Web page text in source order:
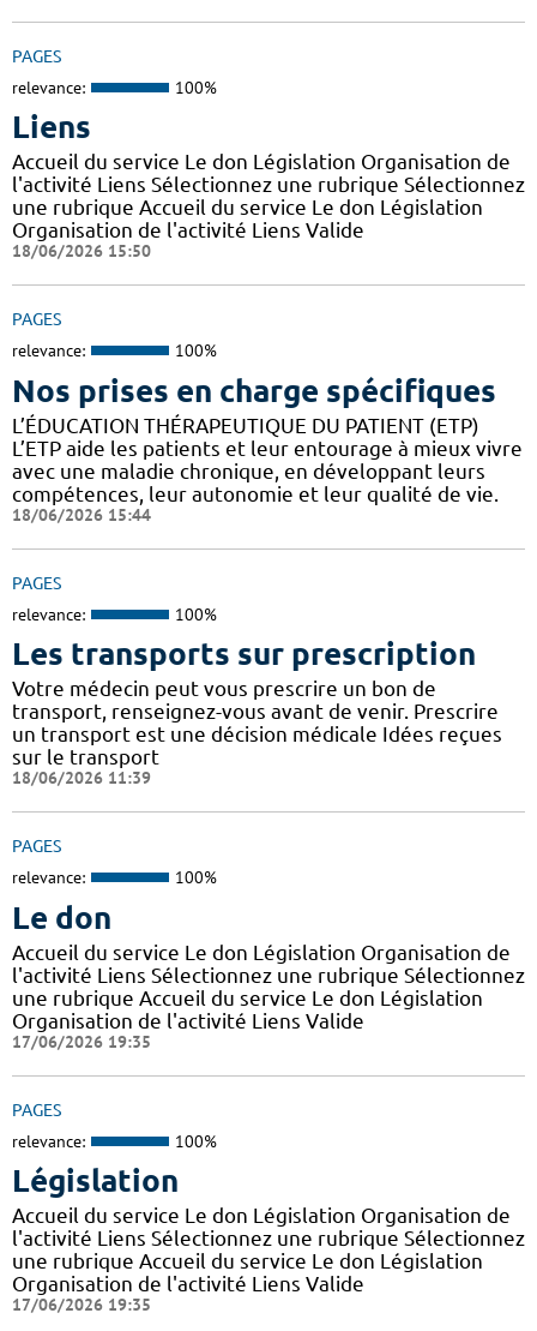
PAGES
relevance: 100%
Liens
Accueil du service Le don Législation Organisation de
l'activité Liens Sélectionnez une rubrique Sélectionnez
une rubrique Accueil du service Le don Législation
Organisation de l'activité Liens Valide
18/06/2026 15:50
PAGES
relevance: 100%
Nos prises en charge spécifiques
L’ÉDUCATION THÉRAPEUTIQUE DU PATIENT (ETP)
L’ETP aide les patients et leur entourage à mieux vivre
avec une maladie chronique, en développant leurs
compétences, leur autonomie et leur qualité de vie.
18/06/2026 15:44
PAGES
relevance: 100%
Les transports sur prescription
Votre médecin peut vous prescrire un bon de
transport, renseignez-vous avant de venir. Prescrire
un transport est une décision médicale Idées reçues
sur le transport
18/06/2026 11:39
PAGES
relevance: 100%
Le don
Accueil du service Le don Législation Organisation de
l'activité Liens Sélectionnez une rubrique Sélectionnez
une rubrique Accueil du service Le don Législation
Organisation de l'activité Liens Valide
17/06/2026 19:35
PAGES
relevance: 100%
Législation
Accueil du service Le don Législation Organisation de
l'activité Liens Sélectionnez une rubrique Sélectionnez
une rubrique Accueil du service Le don Législation
Organisation de l'activité Liens Valide
17/06/2026 19:35